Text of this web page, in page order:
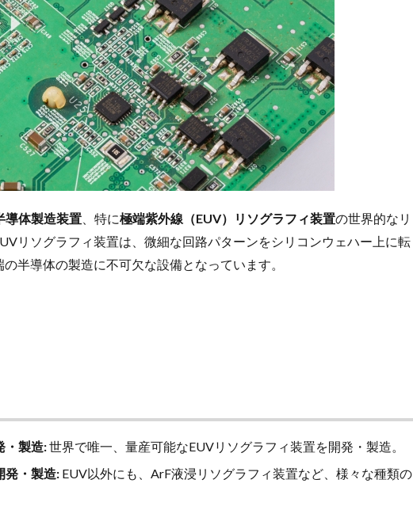
導体製造装置 、特に極端紫外線（EUV）リソグラフィ装置の世界的なリ
リソグラフィ装置は、微細な回路パターンをシリコンウェハー上に転
半導体の製造に不可欠な設備となっています。
・製造:世界で唯一、量産可能なEUVリソグラフィ装置を開発・製造。
発・製造: EUV以外にも、ArF液浸リソグラフィ装置など、様々な種類の